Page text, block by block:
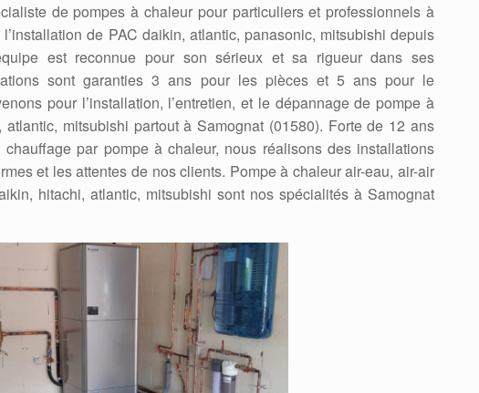
de pompes à chaleur pour particuliers et professionnels à
de PAC daikin, atlantic, panasonic, mitsubishi depuis
est reconnue pour son sérieux et sa rigueur dans ses
sont garanties 3 ans pour les pièces et 5 ans pour le
pour l’installation, l’entretien, et le dépannage de pompe à
mitsubishi partout à Samognat (01580). Forte de 12 ans
par pompe à chaleur, nous réalisons des installations
et les attentes de nos clients. Pompe à chaleur air-eau, air-air
hitachi, atlantic, mitsubishi sont nos spécialités à Samognat